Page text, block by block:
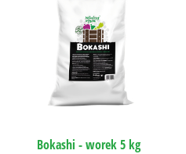
Bokashi - worek 5 kg